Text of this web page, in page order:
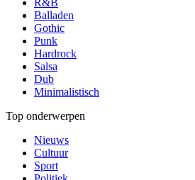
R&B
Balladen
Gothic
Punk
Hardrock
Salsa
Dub
Minimalistisch
Top onderwerpen
Nieuws
Cultuur
Sport